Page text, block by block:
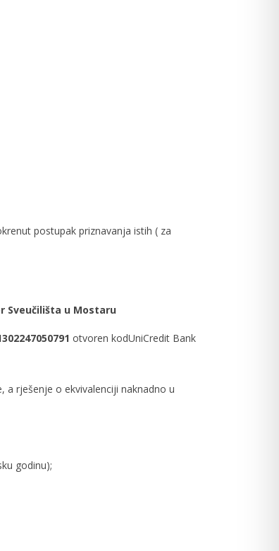
postupak priznavanja istih ( za
Sveučilišta u Mostaru
otvoren kodUniCredit Bank
a rješenje o ekvivalenciji naknadno u
godinu);